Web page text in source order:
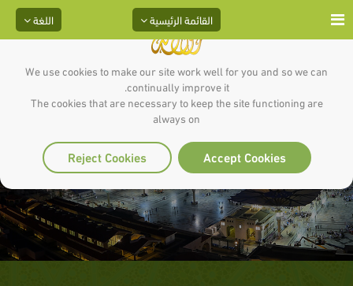
We use cookies to make our site work well for you and so we can
continually improve it.
The cookies that are necessary to keep the site functioning are
always on
Accept Cookies
Reject Cookies
اللغة القائمة الرئيسية
أسيد بن حضير